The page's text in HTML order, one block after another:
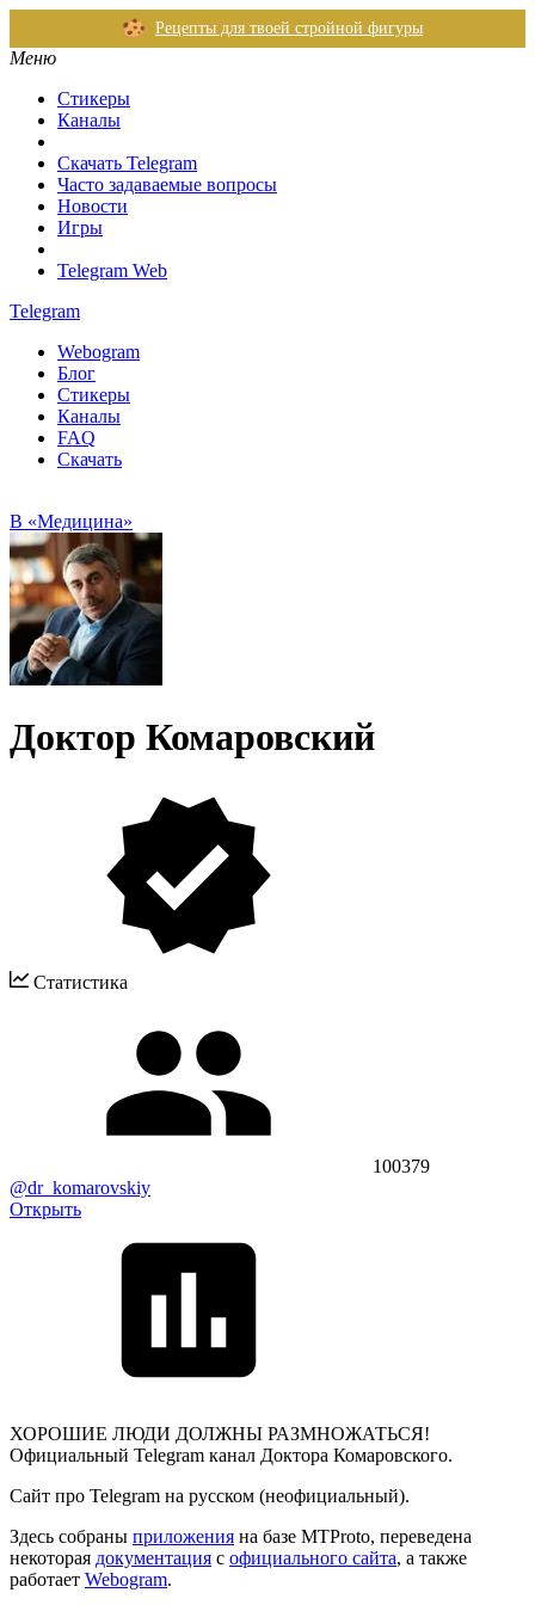
Рецепты для твоей стройной фигуры
Меню
Стикеры
Каналы
Скачать Telegram
Часто задаваемые вопросы
Новости
Игры
Telegram Web
Telegram
Webogram
Блог
Стикеры
Каналы
FAQ
Скачать
В «Медицина»
Доктор Комаровский
Статистика
100379
@dr_komarovskiy
Открыть
ХОРОШИЕ ЛЮДИ ДОЛЖНЫ РАЗМНОЖАТЬСЯ!
Официальный Telegram канал Доктора Комаровского.
Сайт про Telegram на русском (неофициальный).
Здесь собраны приложения на базе MTProto, переведена
некоторая документация с официального сайта, а также
работает Webogram.